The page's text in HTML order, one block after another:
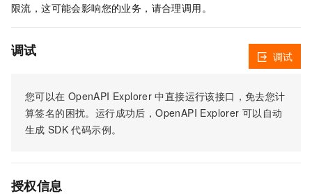
限流，这可能会影响您的业务，请合理调用。
调试
您可以在 OpenAPI Explorer 中直接运行该接口，免去您计
算签名的困扰。运行成功后，OpenAPI Explorer 可以自动
生成 SDK 代码示例。
调试
授权信息